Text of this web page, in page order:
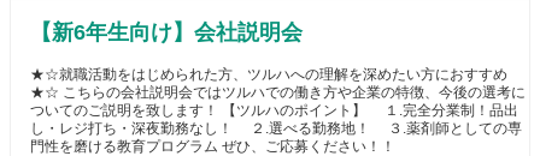
【新6年生向け】会社説明会
★☆就職活動をはじめられた方、ツルハへの理解を深めたい方におすすめ
★☆ こちらの会社説明会ではツルハでの働き方や企業の特徴、今後の選考に
ついてのご説明を致します！ 【ツルハのポイント】 １.完全分業制！品出
し・レジ打ち・深夜勤務なし！ ２.選べる勤務地！ ３.薬剤師としての専
門性を磨ける教育プログラム ぜひ、ご応募ください！！